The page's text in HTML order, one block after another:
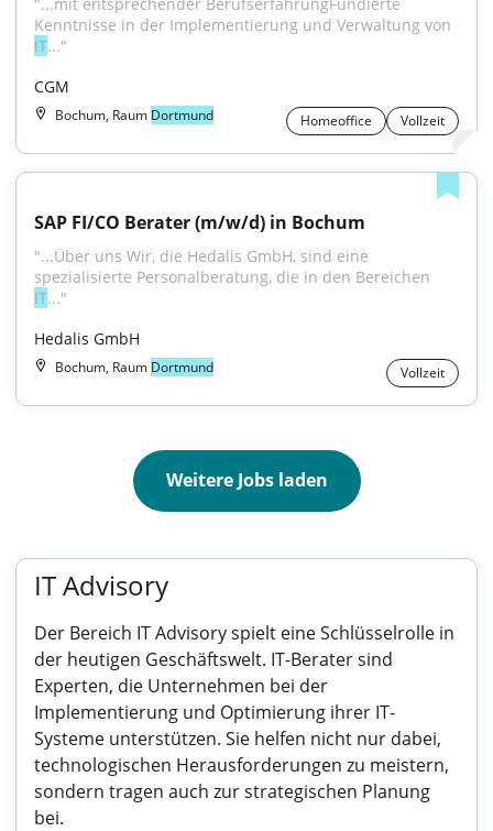
IT..."
CGM
Bochum, Raum Dortmund Homeoffice Vollzeit
SAP FI/CO Berater (m/w/d) in Bochum
"...Über uns Wir, die Hedalis GmbH, sind eine
IT..."
Hedalis GmbH
Bochum, Raum Dortmund Vollzeit
Weitere Jobs laden
IT Advisory
Der Bereich IT Advisory spielt eine Schlüsselrolle in
der heutigen Geschäftswelt. IT-Berater sind
Experten, die Unternehmen bei der
Implementierung und Optimierung ihrer IT-
Systeme unterstützen. Sie helfen nicht nur dabei,
technologischen Herausforderungen zu meistern,
sondern tragen auch zur strategischen Planung
bei.